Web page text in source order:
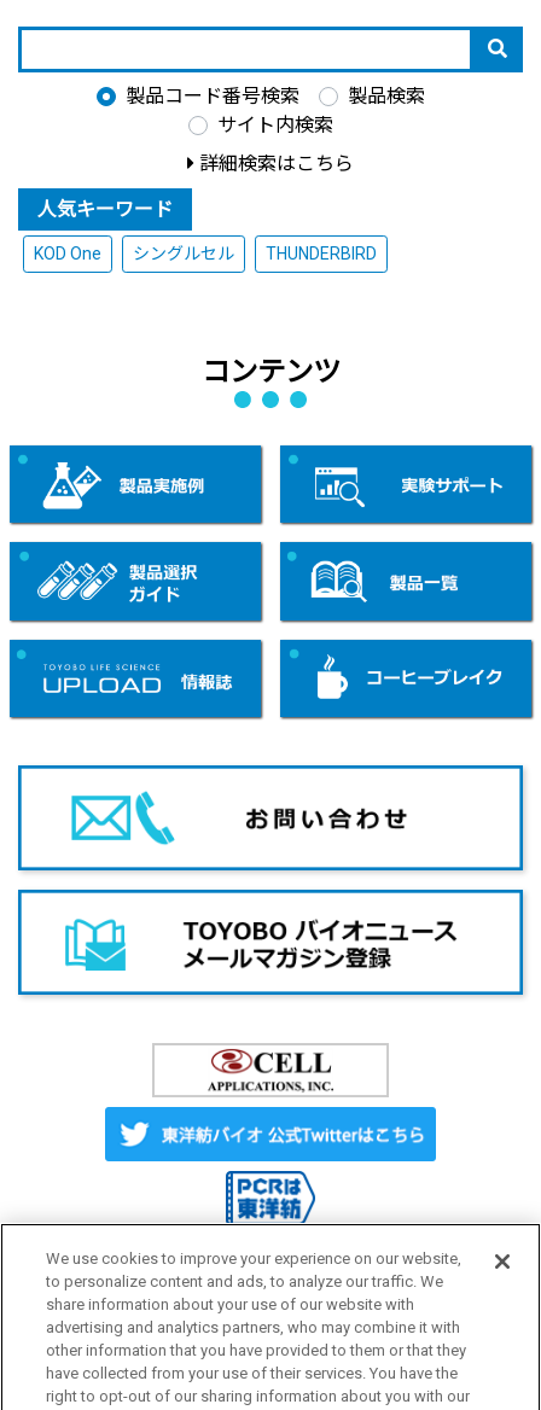
製品コード番号検索
製品検索
サイト内検索
詳細検索はこちら
人気キーワード
KOD One シングルセル THUNDERBIRD
コンテンツ
Label License ご利用にあたって
プライバシーポリシー サイトマップ
We use cookies to improve your experience on our website,
to personalize content and ads, to analyze our traffic. We
share information about your use of our website with
advertising and analytics partners, who may combine it with
other information that you have provided to them or that they
have collected from your use of their services. You have the
right to opt-out of our sharing information about you with our